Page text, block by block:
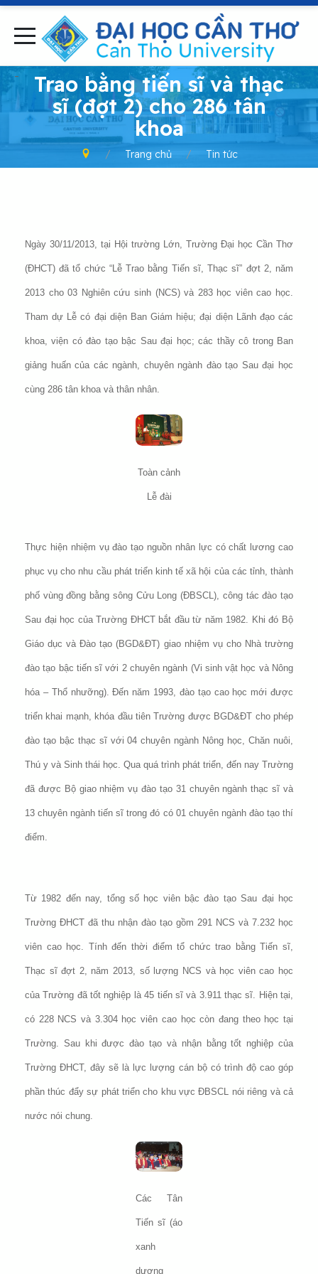
-
Trao bằng tiến sĩ và thạc
sĩ (đợt 2) cho 286 tân
khoa
Trang chủ Tin tức
Ngày 30/11/2013, tại Hội trường Lớn, Trường Đại học Cần Thơ
(ĐHCT) đã tổ chức “Lễ Trao bằng Tiến sĩ, Thạc sĩ” đợt 2, năm
2013 cho 03 Nghiên cứu sinh (NCS) và 283 học viên cao học.
Tham dự Lễ có đại diện Ban Giám hiệu; đại diện Lãnh đạo các
khoa, viện có đào tạo bậc Sau đại học; các thầy cô trong Ban
giảng huấn của các ngành, chuyên ngành đào tạo Sau đại học
cùng 286 tân khoa và thân nhân.
Toàn cảnh
Lễ đài
Thực hiện nhiệm vụ đào tạo nguồn nhân lực có chất lương cao
phục vụ cho nhu cầu phát triển kinh tế xã hội của các tỉnh, thành
phố vùng đồng bằng sông Cửu Long (ĐBSCL), công tác đào tạo
Sau đại học của Trường ĐHCT bắt đầu từ năm 1982. Khi đó Bộ
Giáo dục và Đào tạo (BGD&ĐT) giao nhiệm vụ cho Nhà trường
đào tạo bậc tiến sĩ với 2 chuyên ngành (Vi sinh vật học và Nông
hóa – Thổ nhưỡng). Đến năm 1993, đào tạo cao học mới được
triển khai mạnh, khóa đầu tiên Trường được BGD&ĐT cho phép
đào tạo bậc thạc sĩ với 04 chuyên ngành Nông học, Chăn nuôi,
Thú y và Sinh thái học. Qua quá trình phát triển, đến nay Trường
đã được Bộ giao nhiệm vụ đào tạo 31 chuyên ngành thạc sĩ và
13 chuyên ngành tiến sĩ trong đó có 01 chuyên ngành đào tạo thí
điểm.
Từ 1982 đến nay, tổng số học viên bậc đào tạo Sau đại học
Trường ĐHCT đã thu nhận đào tạo gồm 291 NCS và 7.232 học
viên cao học. Tính đến thời điểm tổ chức trao bằng Tiến sĩ,
Thạc sĩ đợt 2, năm 2013, số lượng NCS và học viên cao học
của Trường đã tốt nghiệp là 45 tiến sĩ và 3.911 thạc sĩ. Hiện tại,
có 228 NCS và 3.304 học viên cao học còn đang theo học tại
Trường. Sau khi được đào tạo và nhận bằng tốt nghiệp của
Trường ĐHCT, đây sẽ là lực lượng cán bộ có trình độ cao góp
phần thúc đẩy sự phát triển cho khu vực ĐBSCL nói riêng và cả
nước nói chung.
Các Tân
Tiến sĩ (áo
xanh
dương